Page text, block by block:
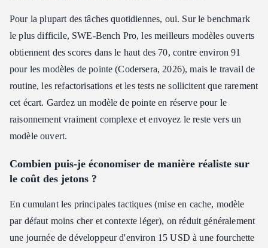
Pour la plupart des tâches quotidiennes, oui. Sur le benchmark
le plus difficile, SWE-Bench Pro, les meilleurs modèles ouverts
obtiennent des scores dans le haut des 70, contre environ 91
pour les modèles de pointe (Codersera, 2026), mais le travail de
routine, les refactorisations et les tests ne sollicitent que rarement
cet écart. Gardez un modèle de pointe en réserve pour le
raisonnement vraiment complexe et envoyez le reste vers un
modèle ouvert.
Combien puis-je économiser de manière réaliste sur
le coût des jetons ?
En cumulant les principales tactiques (mise en cache, modèle
par défaut moins cher et contexte léger), on réduit généralement
une journée de développeur d'environ 15 USD à une fourchette